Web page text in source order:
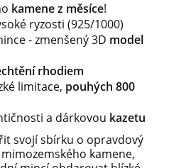
kamene z měsíce!
ryzosti (925/1000)
- zmenšený 3D model
rhodiem
limitace, pouhých 800
a dárkovou kazetu
svojí sbírku o opravdový
kamene,